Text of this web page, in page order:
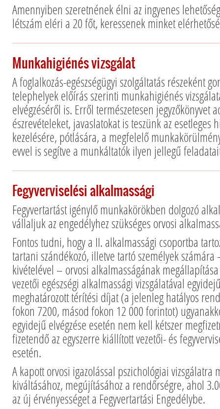
Amennyiben szeretnének élni az ingyenes
létszám eléri a 20 főt, keressenek minket
Munkahigiénés vizsgálat
A foglalkozás-egészségügyi szolgáltatás részeként
telephelyek előírás szerinti munkahigiénés
elvégzéséről is. Erről természetesen jegyzőkönyvet
észrevételeket, javaslatokat is teszünk az esetleges
kezelésére, pótlására, a megfelelő
evvel is segítve a munkáltatók ilyen jellegű
Fegyverviselési alkalmassági
Fegyvertartást igénylő munkakörökben dolgozó
vállaljuk az engedélyhez szükséges orvosi
Fontos tudni, hogy a II. alkalmassági csoportba
tartani szándékozó, illetve tartó személyek
kivételével – orvosi alkalmasságának
vezetői egészségi alkalmassági vizsgálatával
meghatározott térítési díjat (a jelenleg hatályos
fokon 7200, másod fokon 12 000 forintot)
egyidejű elvégzése esetén nem kell kétszer
fizetendő az egyszerre kiállított vezetői- és
esetén.
A kapott orvosi igazolással pszichológiai vizsgálatra
kiváltásához, megújításához a rendőrségre, ahol
az új érvényességet a Fegyvertartási Engedélybe.